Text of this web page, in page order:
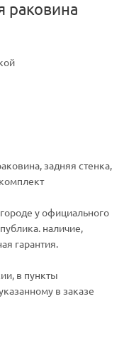
раковина
задняя стенка,
у официального
наличие,
гарантия.
в пункты
в заказе